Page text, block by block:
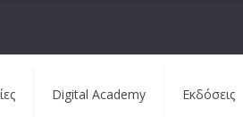
Digital Academy Εκδόσεις